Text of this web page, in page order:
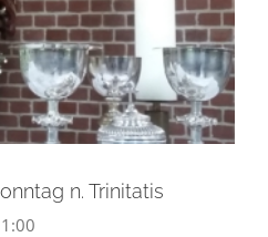
n. Trinitatis